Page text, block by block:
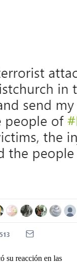
su reacción en las